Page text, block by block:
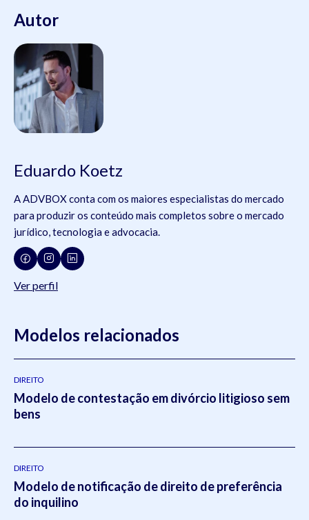
Autor
Eduardo Koetz
A ADVBOX conta com os maiores especialistas do mercado
para produzir os conteúdo mais completos sobre o mercado
jurídico, tecnologia e advocacia.
Ver perfil
Modelos relacionados
DIREITO
Modelo de contestação em divórcio litigioso sem
bens
DIREITO
Modelo de notificação de direito de preferência
do inquilino